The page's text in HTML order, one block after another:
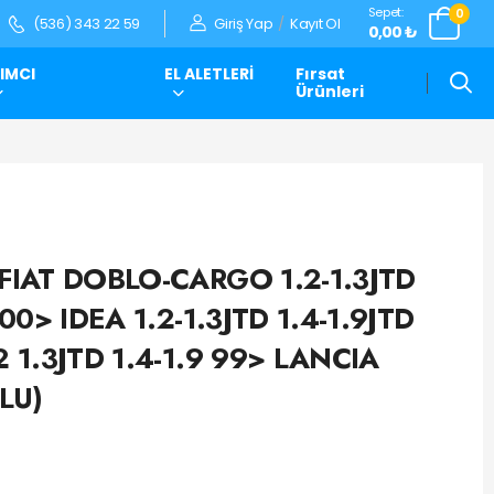
(536) 343 22 59 Giriş Yap / Kayıt Ol
Sepet:
0,00 ₺
0
EL ALETLERİ
Fırsat
Ürünleri
DOBLO-CARGO 1.2-1.3JTD
IDEA 1.2-1.3JTD 1.4-1.9JTD
1.3JTD 1.4-1.9 99> LANCIA